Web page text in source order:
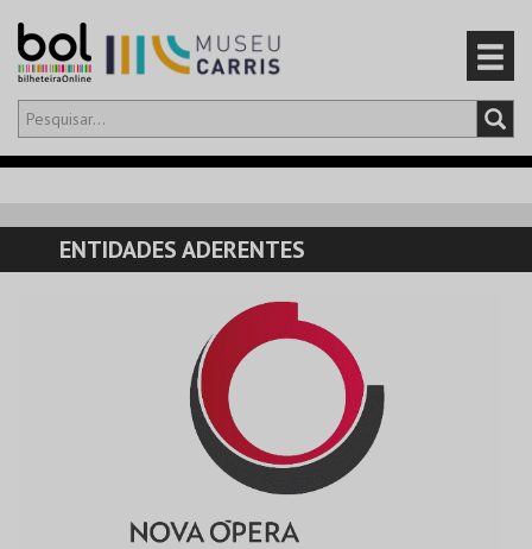
Olá,iniciar sessão
CARRINHO
EVENTOS
ENTIDADES ADERENTES